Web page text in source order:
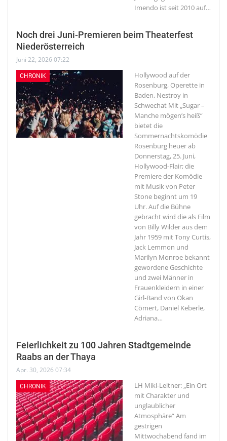
Imendo ist seit 2010 auf…
Noch drei Juni-Premieren beim Theaterfest
Niederösterreich
Juni 22, 2026 07:22
CHRONIK
Hollywood auf der
Rosenburg, Operette in
Baden, Nestroy in
Schwechat Mit „Sugar –
Manche mögen’s heiß“
bietet die
Sommernachtskomödie
Rosenburg heuer ab
Donnerstag, 25. Juni,
Hollywood-Flair; die
Premiere der Komödie
mit Musik von Peter
Stone beginnt um 19
Uhr. Auf die Bühne
gebracht wird die als Film
von Billy Wilder aus dem
Jahr 1959 mit Tony Curtis,
Jack Lemmon und
Marilyn Monroe bekannt
gewordene Geschichte
und zwei Männer in
Frauenkleidern in einer
Girl-Band von Okan
Cömert, Daniel Keberle,
Adriana…
Feierlichkeit zu 100 Jahren Stadtgemeinde
Raabs an der Thaya
Apr. 30, 2026 07:34
CHRONIK
LH Mikl-Leitner: „Ein Ort
mit Charakter und
unglaublicher
Atmosphäre“Am
gestrigen
Mittwochabend fand im